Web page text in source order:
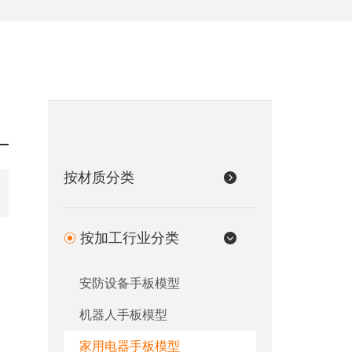
按材质分类
按加工行业分类
安防设备手板模型
机器人手板模型
家用电器手板模型